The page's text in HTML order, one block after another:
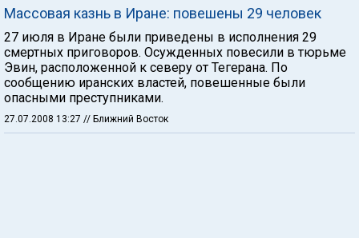
Массовая казнь в Иране: повешены 29 человек
27 июля в Иране были приведены в исполнения 29
смертных приговоров. Осужденных повесили в тюрьме
Эвин, расположенной к северу от Тегерана. По
сообщению иранских властей, повешенные были
опасными преступниками.
27.07.2008 13:27 // Ближний Восток